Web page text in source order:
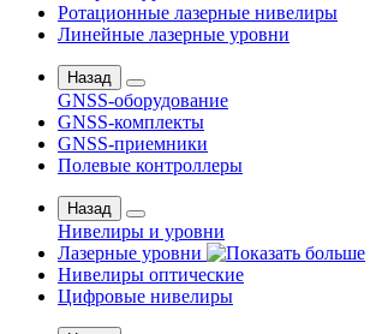
Ротационные лазерные нивелиры
Линейные лазерные уровни
Назад
GNSS-оборудование
GNSS-комплекты
GNSS-приемники
Полевые контроллеры
Назад
Нивелиры и уровни
Лазерные уровни
Нивелиры оптические
Цифровые нивелиры